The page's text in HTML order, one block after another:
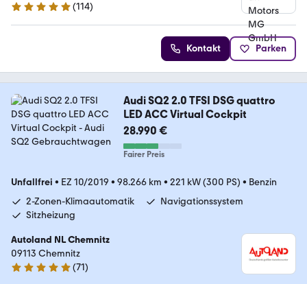
5 Sterne
(114)
Kontakt Parken
Audi SQ2 2.0 TFSI DSG quattro
LED ACC Virtual Cockpit
28.990 €
Fairer Preis
Unfallfrei • EZ 10/2019 • 98.266 km • 221 kW (300 PS) • Benzin
2-Zonen-Klimaautomatik
Navigationssystem
Sitzheizung
Autoland NL Chemnitz
09113 Chemnitz
4.8 Sterne
(71)